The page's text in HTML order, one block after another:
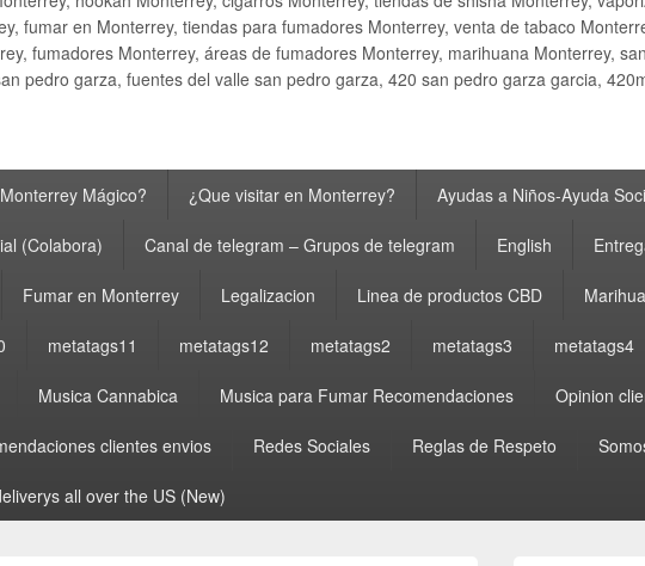
fumar en Monterrey, tiendas para fumadores Monterrey, venta de tabaco
fumadores Monterrey, áreas de fumadores Monterrey, marihuana Monterrey,
pedro garza, fuentes del valle san pedro garza, 420 san pedro garza garcia,
Mágico? ¿Que visitar en Monterrey? Ayudas a Niños-Ayuda
(Colabora) Canal de telegram – Grupos de telegram English
Fumar en Monterrey Legalizacion Linea de productos CBD
metatags11 metatags12 metatags2 metatags3 metatags4
Musica Cannabica Musica para Fumar Recomendaciones Opinion
clientes envios Redes Sociales Reglas de Respeto
all over the US (New)